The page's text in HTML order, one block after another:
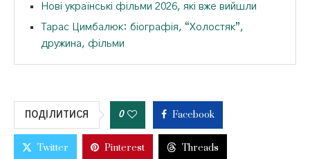
Нові українські фільми 2026, які вже вийшли
Тарас Цимбалюк: біографія, “Холостяк”,
дружина, фільми
ПОДІЛИТИСЯ 0 Facebook
Twitter Pinterest Threads